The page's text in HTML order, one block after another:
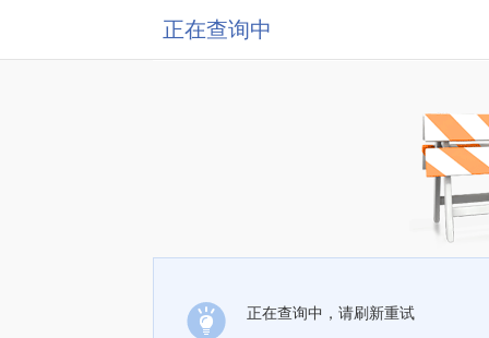
正在查询中
正在查询中，请刷新重试